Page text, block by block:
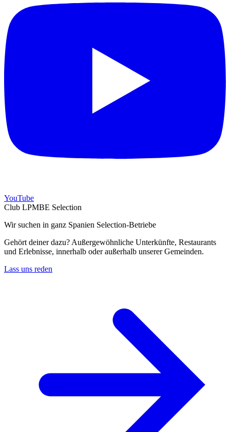
YouTube
Club LPMBE Selection
Wir suchen in ganz Spanien Selection-Betriebe
Gehört deiner dazu? Außergewöhnliche Unterkünfte, Restaurants
und Erlebnisse, innerhalb oder außerhalb unserer Gemeinden.
Lass uns reden